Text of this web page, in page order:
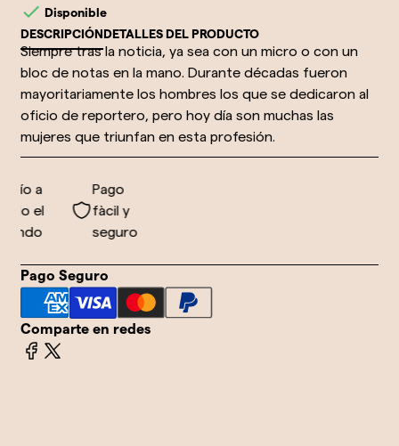
 Disponible
DESCRIPCIÓNDETALLES DEL PRODUCTO
Siempre tras la noticia, ya sea con un micro o con un
bloc de notas en la mano. Durante décadas fueron
mayoritariamente los hombres los que se dedicaron al
oficio de reportero, pero hoy día son muchas las
mujeres que triunfan en esta profesión.
a
el
Pago
fàcil y
seguro
Pago Seguro
Comparte en redes